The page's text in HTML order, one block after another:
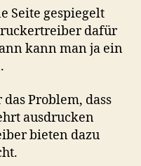
PostScript
Seiten
Seite gespiegelt
dafür
kann man ja ein
Problem, dass
ausdrucken
bieten dazu